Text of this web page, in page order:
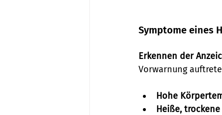
Symptome eines
Erkennen der
Vorwarnung
Hohe
Heiße,